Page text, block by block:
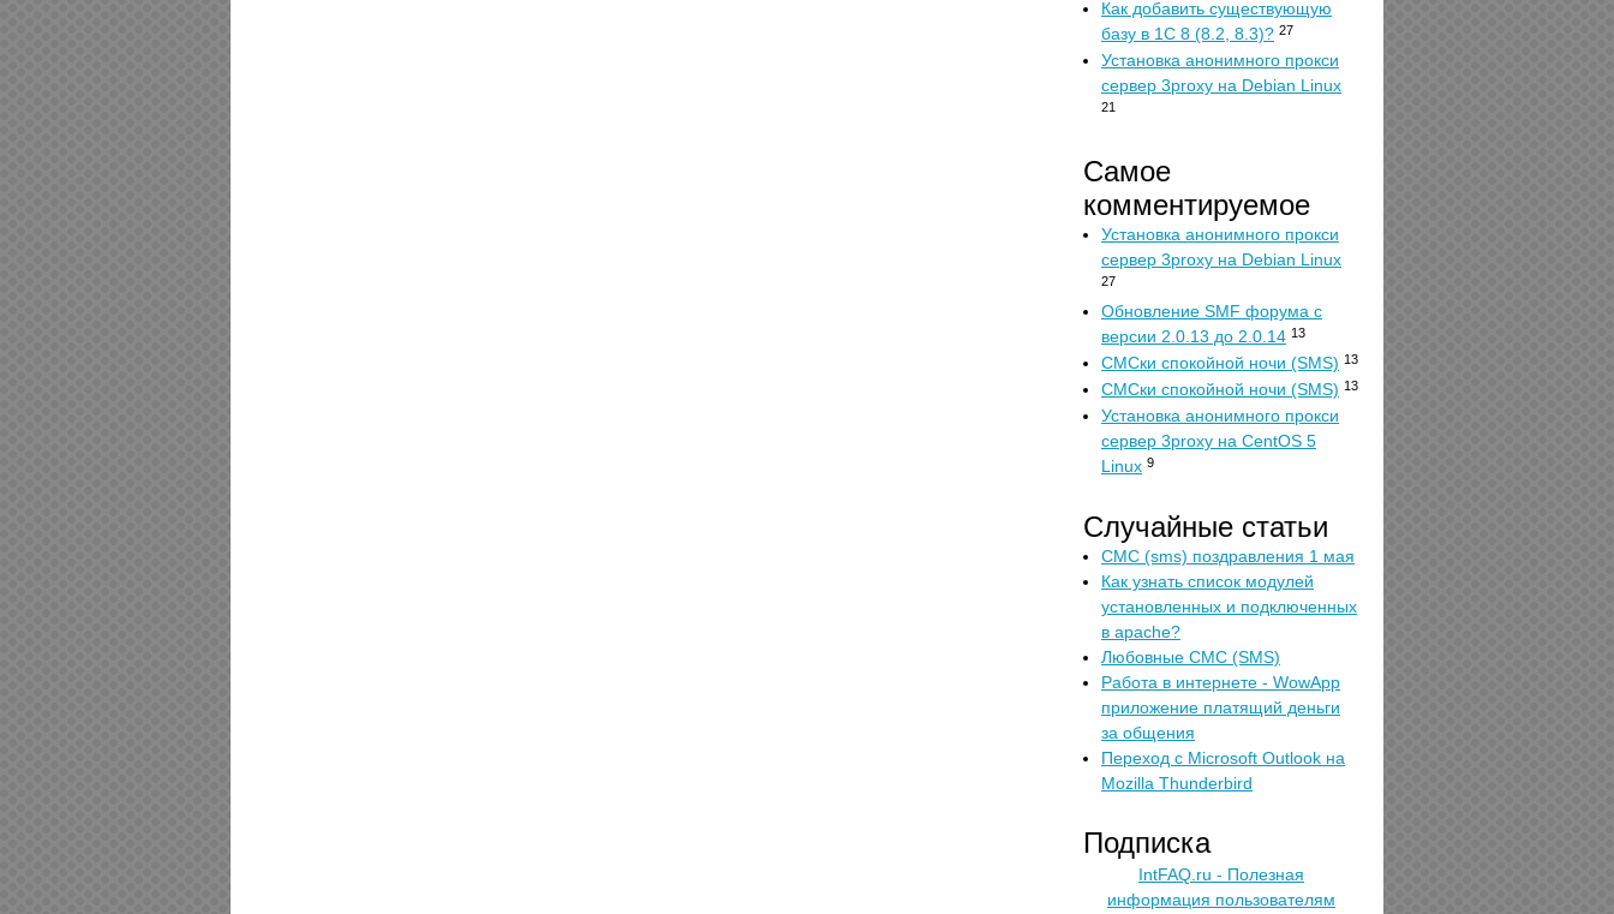
Как добавить существующую
базу в 1С 8 (8.2, 8.3)? 27
Установка анонимного прокси
сервер 3proxy на Debian Linux
21
Самое
комментируемое
Установка анонимного прокси
сервер 3proxy на Debian Linux
27
Обновление SMF форума с
версии 2.0.13 до 2.0.14 13
СМСки спокойной ночи (SMS) 13
СМСки спокойной ночи (SMS) 13
Установка анонимного прокси
сервер 3proxy на CentOS 5
Linux 9
Случайные статьи
СМС (sms) поздравления 1 мая
Как узнать список модулей
установленных и подключенных
в apache?
Любовные СМС (SMS)
Работа в интернете - WowApp
приложение платящий деньги
за общения
Переход с Microsoft Outlook на
Mozilla Thunderbird
Подписка
IntFAQ.ru - Полезная
информация пользователям